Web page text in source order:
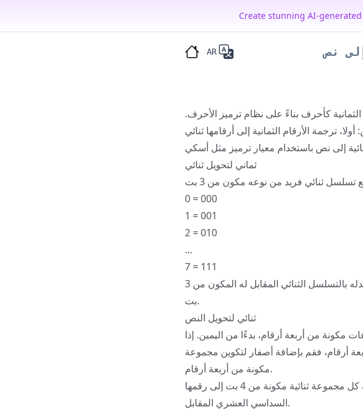
Train your own AI model
AR نص
كأحرف بناءً على نظام ترميز الأحرف.
ترجمة الأرقام الثمانية إلى أرقامها ثنائي
إلى نص باستخدام معيار ترميز مثل أسكي
ثماني لتحويل ثنائي
0 = 000
1 = 001
2 = 010
...
7 = 111
تحويل الأرقام الثماني: لكل رقم ثماني في التسلسل الخاص بك، استبدله بالتسلسل الثنائي المقابل له المكون من 3
بت.
ثنائي لتحويل النص
قسّم الرقم الثنائي من الخطوة 1 إلى مجموعات مكونة من أربعة أرقام، بدءًا من اليمين. إذا
أرقام، فقم بإضافة أصفار لتكوين مجموعة
مكونة من أربعة أرقام.
تحويل كل مجموعة ثنائية إلى رقم سداسي عشري: قم بترجمة كل مجموعة ثنائية مكونة من 4 بت إلى رقمها
السداسي العشري المقابل.